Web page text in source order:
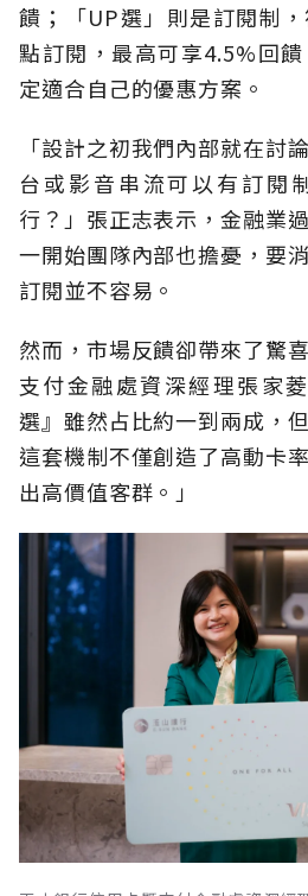
饋；「UP選」則是訂閱制
點訂閱，最高可享4.5%回
定適合自己的優惠方案。
「設計之初我們內部就在討
台或影音串流可以有訂閱
行？」張正志表示，金融業
一開始團隊內部也擔憂，要
訂閱並不容易。
然而，市場反饋卻帶來了驚
支付金融處資深經理張家
選』雖然占比約一到兩成，
這套機制不僅創造了高動卡
出高價值客群。」